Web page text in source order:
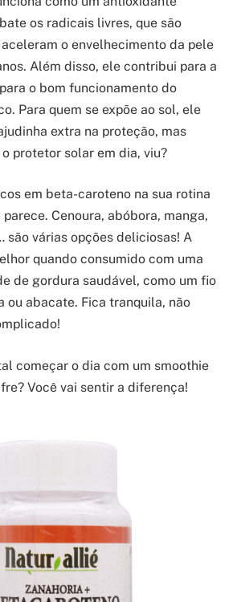
os radicais livres, que são
o envelhecimento da pele
Além disso, ele contribui para a
o bom funcionamento do
Para quem se expõe ao sol, ele
extra na proteção, mas
protetor solar em dia, viu?
em beta-caroteno na sua rotina
Cenoura, abóbora, manga,
são várias opções deliciosas! A
quando consumido com uma
de gordura saudável, como um fio
ou abacate. Fica tranquila, não
começar o dia com um smoothie
Você vai sentir a diferença!